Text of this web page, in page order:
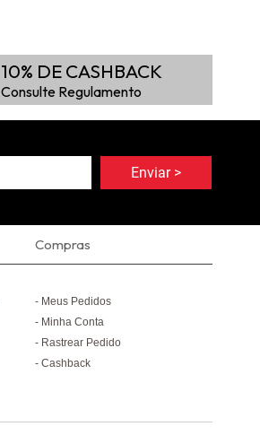
10% DE CASHBACK
Consulte Regulamento
Compras
Meus Pedidos
Minha Conta
Rastrear Pedido
Cashback